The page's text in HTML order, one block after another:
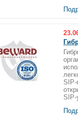
SIP-
SIP-